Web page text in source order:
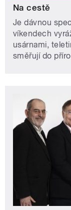
Na cestě
Je dávnou
víkendech
usárnami,
směřují do